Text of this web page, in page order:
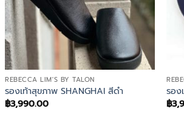
REBECCA LIM'S BY TALON
รองเท้าสุขภาพ SHANGHAI สีดำ
฿3,990.00
รอง
฿